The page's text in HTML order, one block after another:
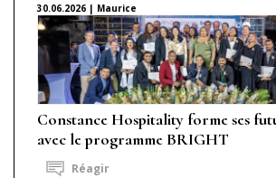
30.06.2026 | Maurice
Constance Hospitality forme ses
avec le programme BRIGHT
Réagir